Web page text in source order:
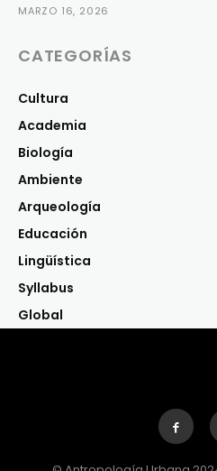
MARZO 16, 2026
CATEGORÍAS
Cultura
Academia
Biología
Ambiente
Arqueología
Educación
Lingüística
Syllabus
Global